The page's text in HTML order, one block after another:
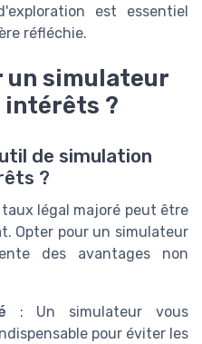
est essentiel
réfléchie.
un simulateur
intérêts ?
de simulation
?
légal majoré peut être
Opter pour un simulateur
des avantages non
: Un simulateur vous
pour éviter les